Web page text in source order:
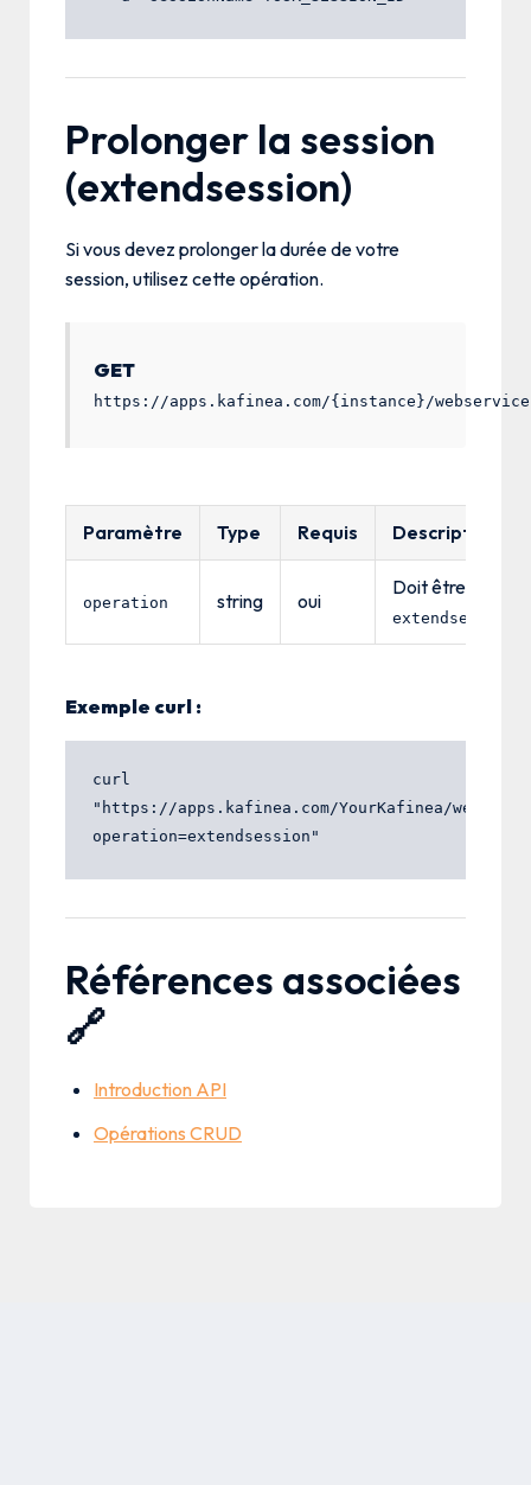
Prolonger la session
(extendsession)
Si vous devez prolonger la durée de votre
session, utilisez cette opération.
GET
https://apps.kafinea.com/{instance}/
Paramètre Type Requis Description
operation string oui
Doit être
extendsession
Exemple curl :
curl
"https://apps.kafinea.com/YourKafinea/
Références associées
🔗
Introduction API
Opérations CRUD